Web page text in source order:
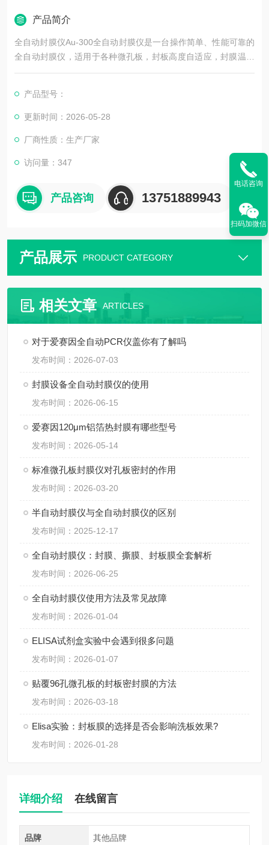
产品简介
全自动封膜仪Au-300全自动封膜仪是一台操作简单、性能可靠的
全自动封膜仪，适用于各种微孔板，封板高度自适应，封膜温度
范围广，温度调节灵活，自动封膜切膜，是全自动封膜的一体化
产品型号：
更新时间：2026-05-28
厂商性质：生产厂家
访问量：347
产品咨询 13751889943
产品展示 PRODUCT CATEGORY
相关文章 ARTICLES
对于爱赛因全自动PCR仪盖你有了解吗
发布时间：2026-07-03
封膜设备全自动封膜仪的使用
发布时间：2026-06-15
爱赛因120μm铝箔热封膜有哪些型号
发布时间：2026-05-14
标准微孔板封膜仪对孔板密封的作用
发布时间：2026-03-20
半自动封膜仪与全自动封膜仪的区别
发布时间：2025-12-17
全自动封膜仪：封膜、撕膜、封板膜全套解析
发布时间：2026-06-25
全自动封膜仪使用方法及常见故障
发布时间：2026-01-04
ELISA试剂盒实验中会遇到很多问题
发布时间：2026-01-07
贴覆96孔微孔板的封板密封膜的方法
发布时间：2026-03-18
Elisa实验：封板膜的选择是否会影响洗板效果?
发布时间：2026-01-28
详细介绍 在线留言
品牌 其他品牌
电话咨询
扫码加微信